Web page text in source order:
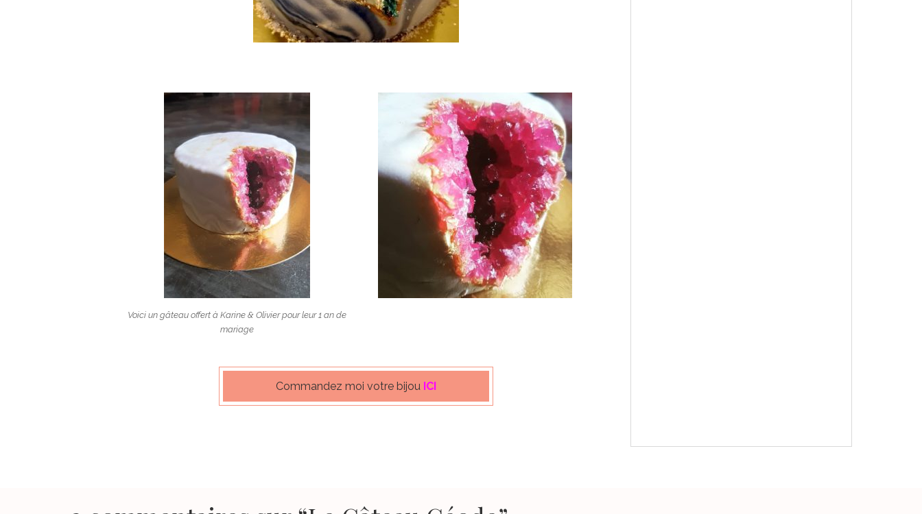
Voici un gâteau offert à Karine & Olivier pour leur 1 an de
mariage
Commandez moi votre bijou ICI